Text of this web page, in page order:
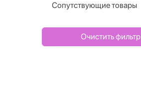
Сопутствующие товары
Очистить фильтр